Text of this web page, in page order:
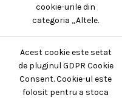
cookie-urile din
categoria „Altele.
Acest cookie este setat
de pluginul GDPR Cookie
Consent. Cookie-ul este
folosit pentru a stoca